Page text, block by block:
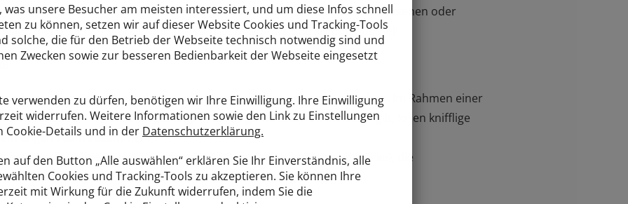
Kommissar, der im Alleingang Mordfälle löst, gibt es nur im Fernsehen oder
merkt jedoch schnell: nur im Team ist man stark und kommt ans Ziel!
aus den Teilnehmenden ein effektives Ermittlungsteam zu machen. Im Rahmen einer
sie verschiedene Herausforderungen, die es gemeinsam zu meistern gilt, lösen knifflige
engen Team zusammen.
" werden die Teilnehmenden zudem in die Dactyloskopie (Fingerabdrücke), die
von Fälschungen) und in andere Krimi-Handwerkzeuge eingeführt.
was unsere Besucher am meisten interessiert, und um diese Infos schnell
zu können, setzen wir auf dieser Website Cookies und Tracking-Tools
solche, die für den Betrieb der Webseite technisch notwendig sind und
Zwecken sowie zur besseren Bedienbarkeit der Webseite eingesetzt
verwenden zu dürfen, benötigen wir Ihre Einwilligung. Ihre Einwilligung
widerrufen. Weitere Informationen sowie den Link zu Einstellungen
Cookie-Details und in der Datenschutzerklärung.
auf den Button „Alle auswählen“ erklären Sie Ihr Einverständnis, alle
Cookies und Tracking-Tools zu akzeptieren. Sie können Ihre
mit Wirkung für die Zukunft widerrufen, indem Sie die